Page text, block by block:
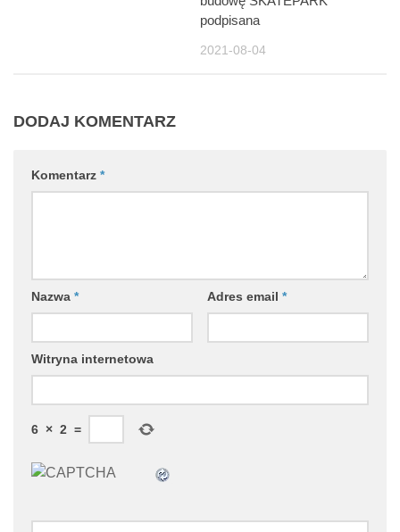
podpisana
2021-08-04
DODAJ KOMENTARZ
Komentarz *
Nazwa * Adres email *
Witryna internetowa
6 × 2 =